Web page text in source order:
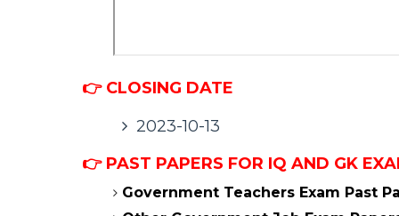
👉 CLOSING DATE
2023-10-13
👉 PAST PAPERS FOR IQ AND GK
Government Teachers Exam Past